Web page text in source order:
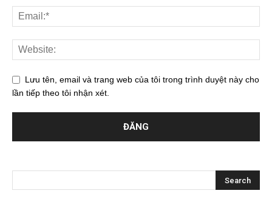
Lưu tên, email và trang web của tôi trong trình duyệt này cho
lần tiếp theo tôi nhận xét.